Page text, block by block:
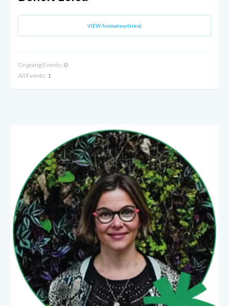
VIEW Animateur(trice)
Ongoing Events: 0
All Events: 1